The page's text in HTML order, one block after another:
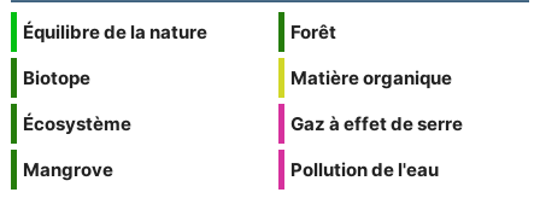
Équilibre de la nature
Biotope
Écosystème
Mangrove
Forêt
Matière organique
Gaz à effet de serre
Pollution de l'eau